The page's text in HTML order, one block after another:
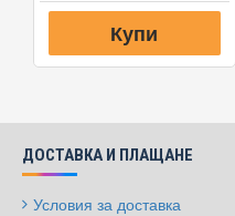
Купи
ДОСТАВКА И ПЛАЩАНЕ
Условия за доставка